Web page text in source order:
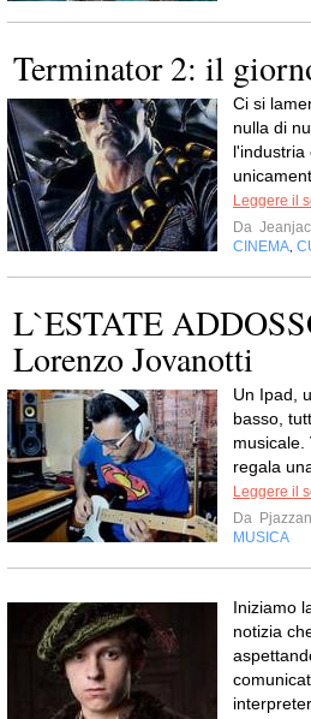
Terminator 2: il
Ci si
nulla di
l'industria
Leggere il
Da
CINEMA
L`ESTATE
Lorenzo Jovanotti
Un Ipad,
basso,
musicale.
regala
Leggere il
Da
MUSICA
Iniziamo
notizia